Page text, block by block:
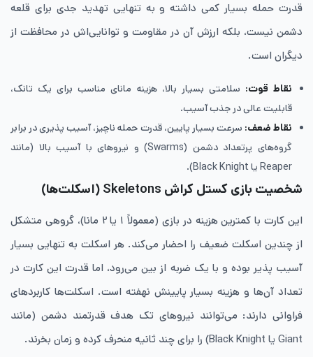
قدرت حمله بسیار کمی داشته و به تنهایی تهدید جدی برای قلعه
دشمن نیست، بلکه ارزش آن در مقاومت و توانایی‌اش در محافظت از
دیگران است.
نقاط قوت: سلامتی بسیار بالا، هزینه مانای مناسب برای یک تانک،
قابلیت عالی در جذب آسیب.
نقاط ضعف: سرعت بسیار پایین، قدرت حمله ناچیز، آسیب‌ پذیری در برابر
گروه‌های پرتعداد دشمن (Swarms) و نیروهای با آسیب بالا (مانند
Reaper یا Black Knight).
شخصیت بازی کستل کراش Skeletons (اسکلت‌ها)
این کارت با کمترین هزینه در بازی (معمولاً ۱ یا ۲ مانا)، گروهی متشکل
از چندین اسکلت ضعیف را احضار می‌کند. هر اسکلت به تنهایی بسیار
آسیب ‌پذیر بوده و با یک ضربه از بین می‌رود، اما قدرت این کارت در
تعداد آن‌ها و هزینه بسیار پایینش نهفته است. اسکلت‌ها کاربردهای
فراوانی دارند: می‌توانند نیروهای تک‌ هدف قدرتمند دشمن (مانند
Giant یا Black Knight) را برای چند ثانیه منحرف کرده و زمان بخرند.